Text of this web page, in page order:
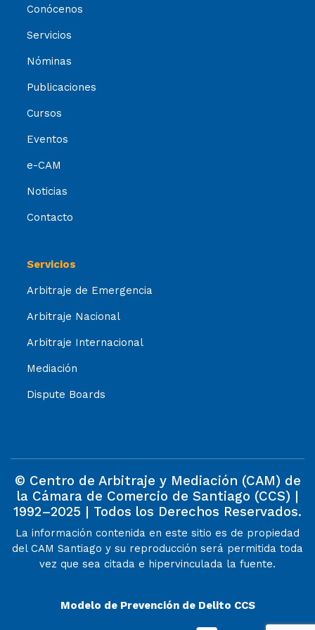
Conócenos
Servicios
Nóminas
Publicaciones
Cursos
Eventos
e-CAM
Noticias
Contacto
Servicios
Arbitraje de Emergencia
Arbitraje Nacional
Arbitraje Internacional
Mediación
Dispute Boards
© Centro de Arbitraje y Mediación (CAM) de
la Cámara de Comercio de Santiago (CCS) |
1992–2025 | Todos los Derechos Reservados.
La información contenida en este sitio es de propiedad
del CAM Santiago y su reproducción será permitida toda
vez que sea citada e hipervinculada la fuente.
Modelo de Prevención de Delito CCS